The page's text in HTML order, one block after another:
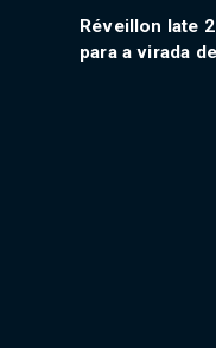
Réveillon Iate
para a virada